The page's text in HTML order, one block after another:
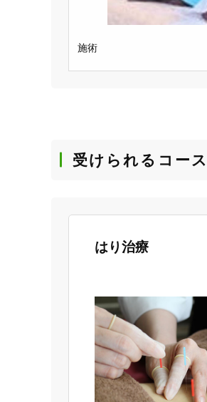
施術
受けられるコース
はり治療